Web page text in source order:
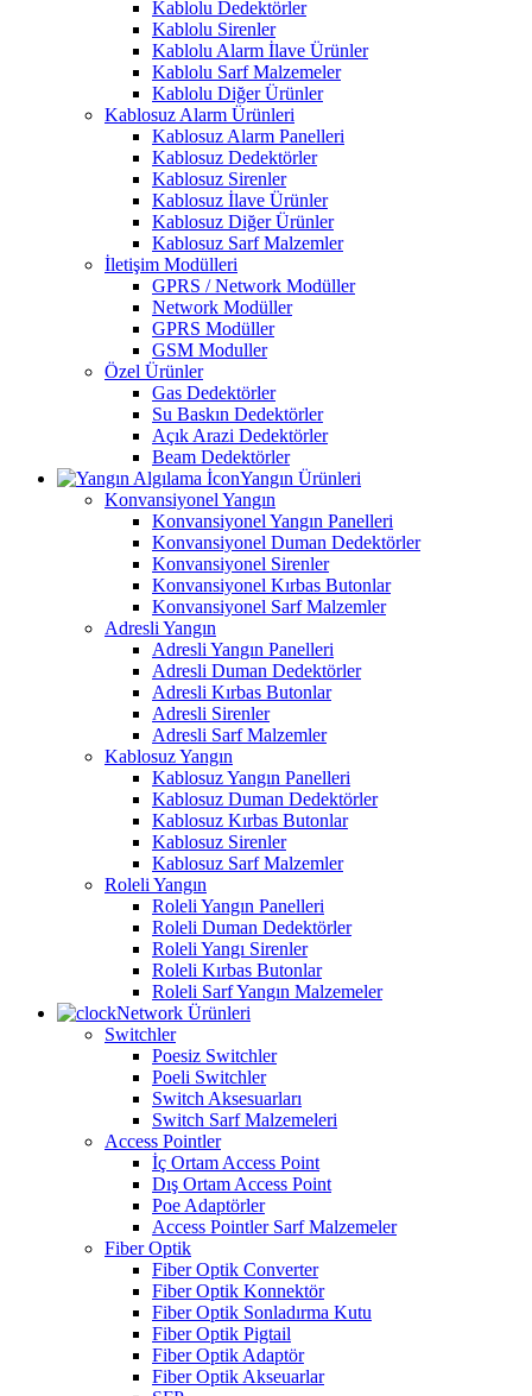
Kablolu Dedektörler
Kablolu Sirenler
Kablolu Alarm İlave Ürünler
Kablolu Sarf Malzemeler
Kablolu Diğer Ürünler
Kablosuz Alarm Ürünleri
Kablosuz Alarm Panelleri
Kablosuz Dedektörler
Kablosuz Sirenler
Kablosuz İlave Ürünler
Kablosuz Diğer Ürünler
Kablosuz Sarf Malzemler
İletişim Modülleri
GPRS / Network Modüller
Network Modüller
GPRS Modüller
GSM Moduller
Özel Ürünler
Gas Dedektörler
Su Baskın Dedektörler
Açık Arazi Dedektörler
Beam Dedektörler
Yangın Ürünleri
Konvansiyonel Yangın
Konvansiyonel Yangın Panelleri
Konvansiyonel Duman Dedektörler
Konvansiyonel Sirenler
Konvansiyonel Kırbas Butonlar
Konvansiyonel Sarf Malzemler
Adresli Yangın
Adresli Yangın Panelleri
Adresli Duman Dedektörler
Adresli Kırbas Butonlar
Adresli Sirenler
Adresli Sarf Malzemler
Kablosuz Yangın
Kablosuz Yangın Panelleri
Kablosuz Duman Dedektörler
Kablosuz Kırbas Butonlar
Kablosuz Sirenler
Kablosuz Sarf Malzemler
Roleli Yangın
Roleli Yangın Panelleri
Roleli Duman Dedektörler
Roleli Yangı Sirenler
Roleli Kırbas Butonlar
Roleli Sarf Yangın Malzemeler
Network Ürünleri
Switchler
Poesiz Switchler
Poeli Switchler
Switch Aksesuarları
Switch Sarf Malzemeleri
Access Pointler
İç Ortam Access Point
Dış Ortam Access Point
Poe Adaptörler
Access Pointler Sarf Malzemeler
Fiber Optik
Fiber Optik Converter
Fiber Optik Konnektör
Fiber Optik Sonladırma Kutu
Fiber Optik Pigtail
Fiber Optik Adaptör
Fiber Optik Akseuarlar